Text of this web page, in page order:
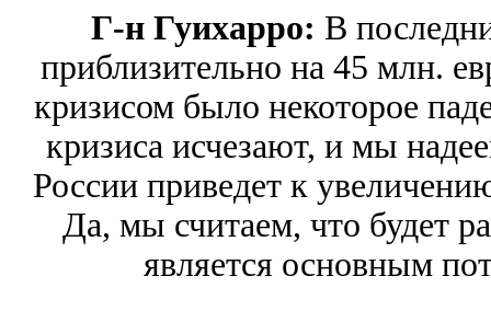
Г-н Гуихарро: В
приблизительно на 45 млн.
кризисом было некоторое
кризиса исчезают, и мы
России приведет к
Да, мы считаем, что будет
является основным